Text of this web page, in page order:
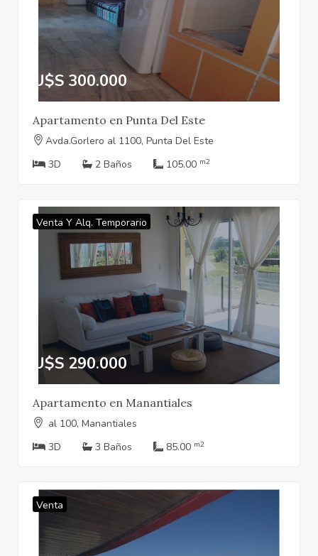
U$S 300.000
Apartamento en Punta Del Este
Avda.Gorlero al 1100, Punta Del Este
3D
2 Baños 105.00 m2
Venta Y Alq. Temporario
U$S 290.000
Apartamento en Manantiales
al 100, Manantiales
3D
3 Baños 85.00 m2
Venta